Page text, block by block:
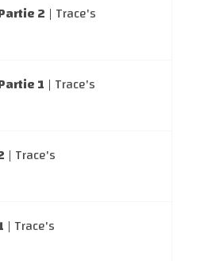
2 | Trace's
1 | Trace's
| Trace's
| Trace's